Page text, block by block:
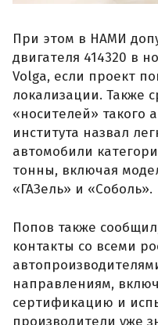
При этом в НАМИ
двигателя 414320 в
Volga, если проект
локализации. Также
«носителей» такого
института назвал
автомобили
тонны, включая
«ГАЗель» и «Соболь».
Попов также
контакты со всеми
направлениям,
сертификацию и
производители уже